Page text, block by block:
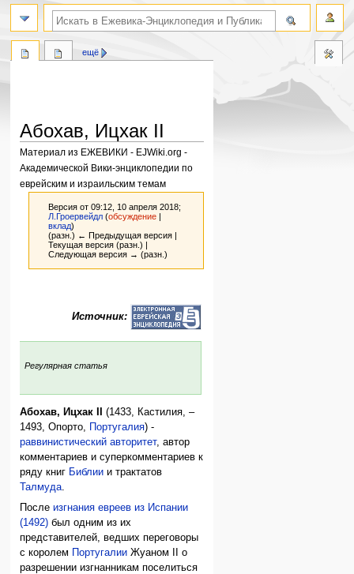
Абохав, Ицхак II
Материал из ЕЖЕВИКИ - EJWiki.org -
Академической Вики-энциклопедии по
еврейским и израильским темам
Версия от 09:12, 10 апреля 2018;
Л.Гроервейдл (обсуждение |
вклад)
(разн.) ← Предыдущая версия |
Текущая версия (разн.) |
Следующая версия → (разн.)
Источник:
Регулярная статья
Абохав, Ицхак II
(1433, Кастилия, –
1493, Опорто,
Португалия) -
раввинистический авторитет, автор
комментариев и суперкомментариев к
ряду книг Библии и трактатов
Талмуда.
Послеизгнания евреев из Испании
(1492) был одним из их
представителей, ведших переговоры
с королем Португалии Жуаном II о
разрешении изгнанникам поселиться
ещё
поиск по словам